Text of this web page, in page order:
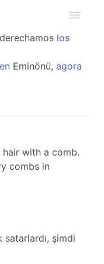
los
en Eminönü, agora
with a comb.
combs in
şimdi